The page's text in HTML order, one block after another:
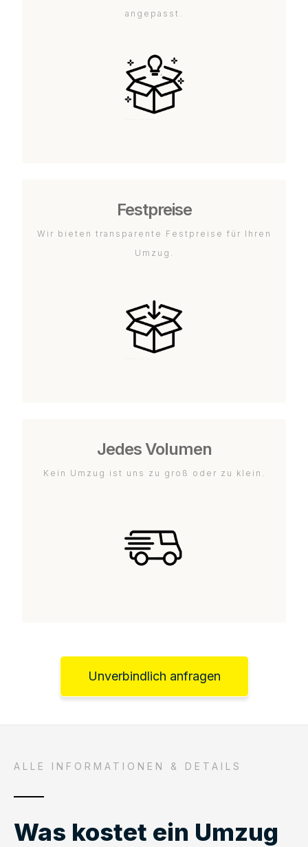
angepasst.
Festpreise
Wir bieten transparente Festpreise für Ihren
Umzug.
Jedes Volumen
Kein Umzug ist uns zu groß oder zu klein.
Unverbindlich anfragen
ALLE INFORMATIONEN & DETAILS
Was kostet ein Umzug